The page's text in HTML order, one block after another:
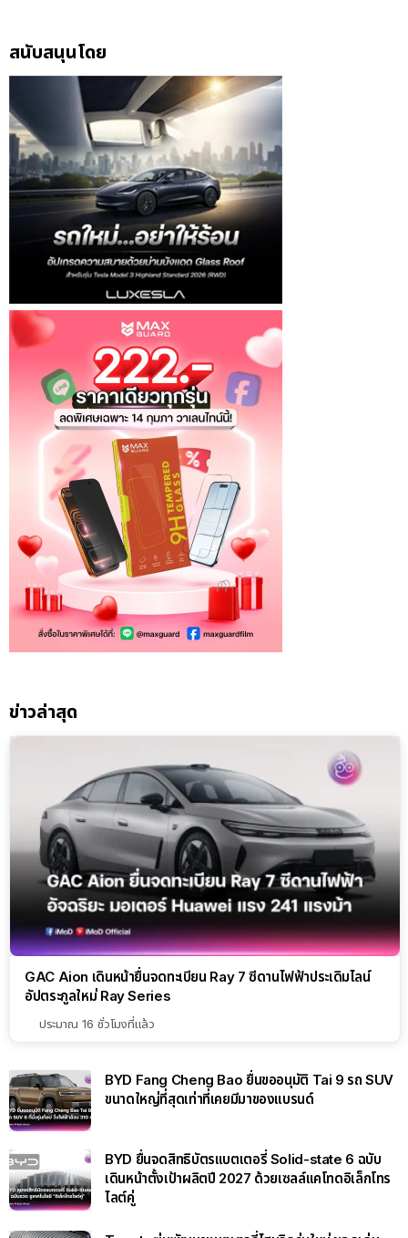
สนับสนุนโดย
ข่าวล่าสุด
GAC Aion เดินหน้ายื่นจดทะเบียน Ray 7 ซีดานไฟฟ้าประเดิมไลน์
อัปตระกูลใหม่ Ray Series
ประมาณ 16 ชั่วโมงที่แล้ว
BYD Fang Cheng Bao ยื่นขออนุมัติ Tai 9 รถ SUV
ขนาดใหญ่ที่สุดเท่าที่เคยมีมาของแบรนด์
BYD ยื่นจดสิทธิบัตรแบตเตอรี่ Solid-state 6 ฉบับ
เดินหน้าตั้งเป้าผลิตปี 2027 ด้วยเซลล์แคโทดอิเล็กโทร
ไลต์คู่